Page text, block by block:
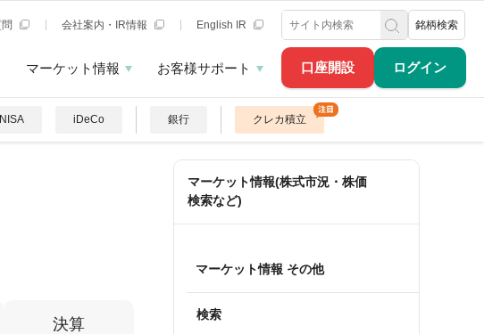
口座開設 ログイン
会社案内・IR情報 English IR 銘柄検索
マーケット情報 お客様サポート
NISA iDeCo 銀行 クレカ積立
決算
マーケット情報(株式市況・株価
検索など)
マーケット情報 その他
検索